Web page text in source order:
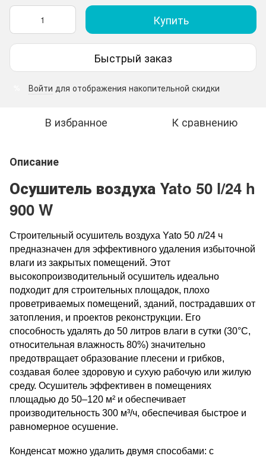
Купить
Быстрый заказ
Войти для отображения накопительной скидки
В избранное К сравнению
Описание
Осушитель воздуха Yato 50 l/24 h
900 W
Строительный осушитель воздуха Yato 50 л/24 ч
предназначен для эффективного удаления избыточной
влаги из закрытых помещений. Этот
высокопроизводительный осушитель идеально
подходит для строительных площадок, плохо
проветриваемых помещений, зданий, пострадавших от
затопления, и проектов реконструкции. Его
способность удалять до 50 литров влаги в сутки (30°C,
относительная влажность 80%) значительно
предотвращает образование плесени и грибков,
создавая более здоровую и сухую рабочую или жилую
среду. Осушитель эффективен в помещениях
площадью до 50–120 м² и обеспечивает
производительность 300 м³/ч, обеспечивая быстрое и
равномерное осушение.
Конденсат можно удалить двумя способами: с